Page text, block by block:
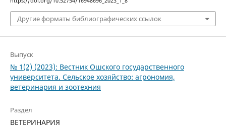
Другие форматы библиографических ссылок
Выпуск
№ 1(2) (2023): Вестник Ошского государственного
университета. Сельское хозяйство: агрономия,
ветеринария и зоотехния
Раздел
ВЕТЕРИНАРИЯ